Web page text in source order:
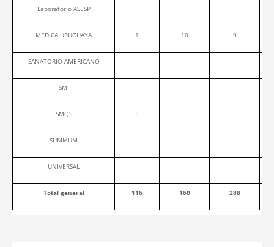
Laboratorio ASESP
MÉDICA URUGUAYA 1 10 9
SANATORIO AMERICANO
SMI
SMQS 3
SUMMUM
UNIVERSAL
Total general 116 160 288